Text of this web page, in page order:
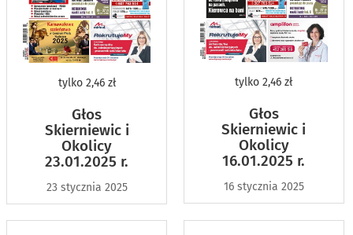
tylko2,46 zł
Głos
Skierniewic i
Okolicy
23.01.2025 r.
23 stycznia 2025
tylko 2,46 zł
Głos
Skierniewic i
Okolicy
16.01.2025 r.
16 stycznia 2025